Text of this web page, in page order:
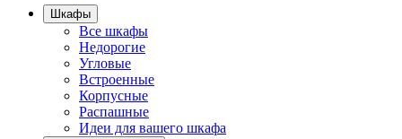
Шкафы
Все шкафы
Недорогие
Угловые
Встроенные
Корпусные
Распашные
Идеи для вашего шкафа